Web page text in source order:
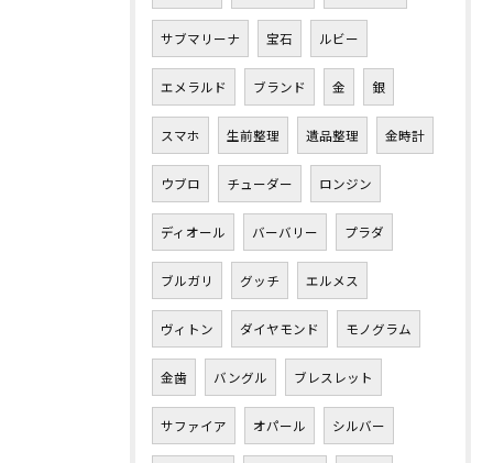
サブマリーナ 宝石 ルビー
エメラルド ブランド 金 銀
スマホ 生前整理 遺品整理 金時計
ウブロ チューダー ロンジン
ディオール バーバリー プラダ
ブルガリ グッチ エルメス
ヴィトン ダイヤモンド モノグラム
金歯 バングル ブレスレット
サファイア オパール シルバー